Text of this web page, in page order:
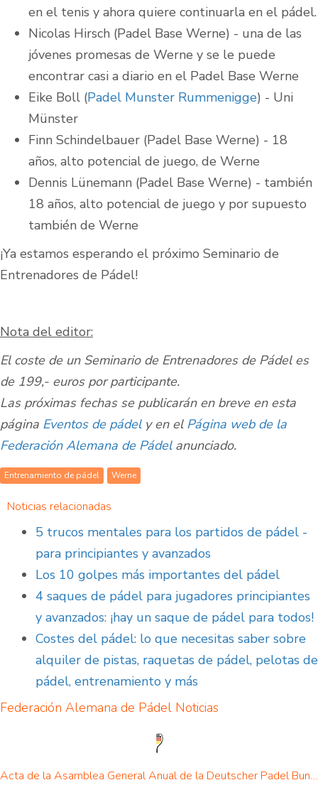
en el tenis y ahora quiere continuarla en el pádel.
Nicolas Hirsch (Padel Base Werne) - una de las
jóvenes promesas de Werne y se le puede
encontrar casi a diario en el Padel Base Werne
Eike Boll (Padel Munster Rummenigge) - Uni
Münster
Finn Schindelbauer (Padel Base Werne) - 18
años, alto potencial de juego, de Werne
Dennis Lünemann (Padel Base Werne) - también
18 años, alto potencial de juego y por supuesto
también de Werne
¡Ya estamos esperando el próximo Seminario de
Entrenadores de Pádel!
Nota del editor:
El coste de un Seminario de Entrenadores de Pádel es
de 199,- euros por participante.
Las próximas fechas se publicarán en breve en esta
página Eventos de pádely en el Página web de la
Federación Alemana de Pádelanunciado.
Entrenamiento de pádel Werne
Noticias relacionadas
5 trucos mentales para los partidos de pádel -
para principiantes y avanzados
Los 10 golpes más importantes del pádel
4 saques de pádel para jugadores principiantes
y avanzados: ¡hay un saque de pádel para todos!
Costes del pádel: lo que necesitas saber sobre
alquiler de pistas, raquetas de pádel, pelotas de
pádel, entrenamiento y más
Federación Alemana de Pádel Noticias
Acta de la Asamblea General Anual de la Deutscher Padel Bund e.V.